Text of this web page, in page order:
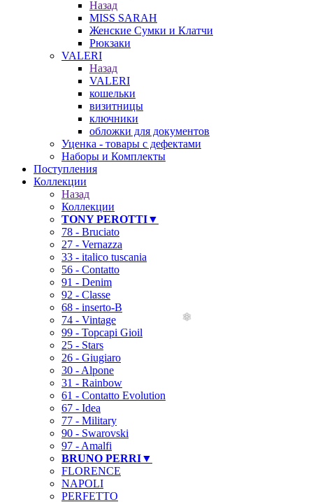
Назад
MISS SARAH
Женские Сумки и Клатчи
Рюкзаки
VALERI
Назад
VALERI
кошельки
визитницы
ключники
обложки для документов
Уценка - товары с дефектами
Наборы и Комплекты
Поступления
Коллекции
Назад
Коллекции
TONY PEROTTI▼
78 - Bruciato
27 - Vernazza
33 - italico tuscania
56 - Contatto
91 - Denim
92 - Classe
68 - inserto-B
74 - Vintage
99 - Topcapi Gioil
25 - Stars
26 - Giugiaro
30 - Alpone
31 - Rainbow
61 - Contatto Evolution
67 - Idea
77 - Military
90 - Swarovski
97 - Amalfi
BRUNO PERRI▼
FLORENCE
NAPOLI
PERFETTO